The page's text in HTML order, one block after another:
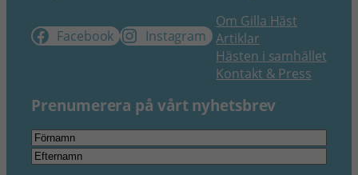
Facebook Instagram
Om Gilla Häst
Artiklar
Hästen i samhället
Kontakt & Press
Prenumerera på vårt nyhetsbrev
Namn*
Förnamn